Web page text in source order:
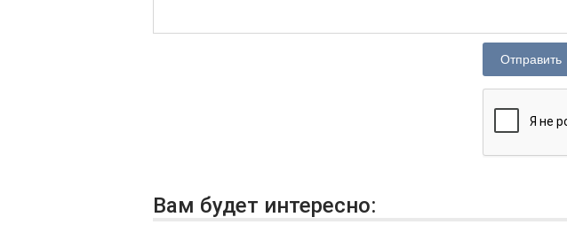
Отправить
Вам будет интересно: